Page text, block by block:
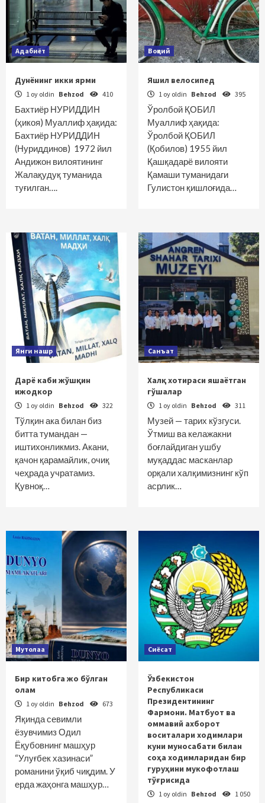
Адабиёт
Дунёнинг икки ярми
1 oy oldin Behzod 410
Бахтиёр НУРИДДИН
(ҳикоя) Муаллиф ҳақида:
Бахтиёр НУРИДДИН
(Нуриддинов) 1972 йил
Андижон вилоятининг
Жалақудуқ туманида
туғилган….
Воқеий
Яшил велосипед
1 oy oldin Behzod 395
Ўролбой ҚОБИЛ
Муаллиф ҳақида:
Ўролбой ҚОБИЛ
(Қобилов) 1955 йил
Қашқадарё вилояти
Қамаши туманидаги
Гулистон қишлоғида…
Янги нашр
Дарё каби жўшқин
ижодкор
1 oy oldin Behzod 322
Тўлқин ака билан биз
битта тумандан —
иштихонликмиз. Акани,
қачон қарамайлик, очиқ
чеҳрада учратамиз.
Қувноқ…
Санъат
Халқ хотираси яшаётган
гўшалар
1 oy oldin Behzod 311
Музей — тарих кўзгуси.
Ўтмиш ва келажакни
боғлайдиган ушбу
муқаддас масканлар
орқали халқимизнинг кўп
асрлик…
Мутолаа
Бир китобга жо бўлган
олам
1 oy oldin Behzod 673
Яқинда севимли
ёзувчимиз Одил
Ёқубовнинг машҳур
“Улуғбек хазинаси”
романини ўқиб чиқдим. У
ерда жаҳонга машҳур…
Сиёсат
Ўзбекистон
Республикаси
Президентининг
Фармони. Матбуот ва
оммавий ахборот
воситалари ходимлари
куни муносабати билан
соҳа ходимларидан бир
гуруҳини мукофотлаш
тўғрисида
1 oy oldin Behzod 1 050